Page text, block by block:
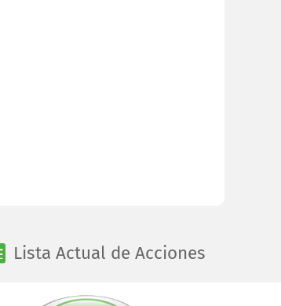
Lista Actual de Acciones